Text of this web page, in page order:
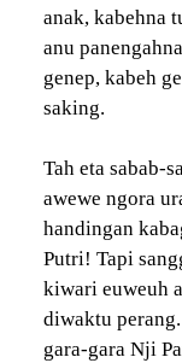
anak, kabehna
anu
genep, kabeh
saking.
Tah eta sabab-
awewe ngora
handingan
Putri! Tapi
kiwari euweuh
diwaktu
gara-gara Nji